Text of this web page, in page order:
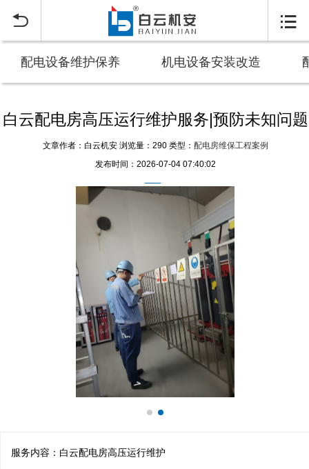
 
配电设备维护保养 机电设备安装改造
白云配电房高压运行维护服务|预防未知问题
文章作者：白云机安 浏览量：290 类型： 配电房维保工程案例
发布时间：2026-07-04 07:40:02
服务内容：白云配电房高压运行维护